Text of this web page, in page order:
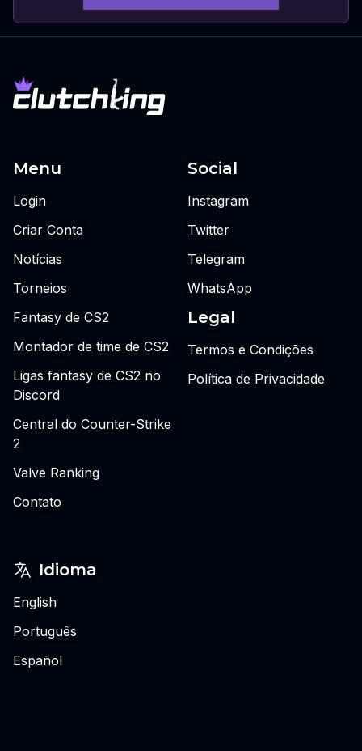
Menu
Login
Criar Conta
Notícias
Torneios
Fantasy de CS2
Montador de time de CS2
Ligas fantasy de CS2 no
Discord
Central do Counter-Strike
2
Valve Ranking
Contato
Social
Instagram
Twitter
Telegram
WhatsApp
Legal
Termos e Condições
Política de Privacidade
Idioma
English
Português
Español